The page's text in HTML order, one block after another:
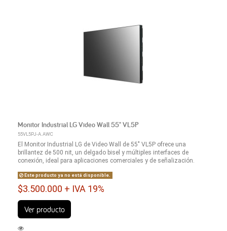
Monitor Industrial LG Video Wall 55" VL5P
55VL5PJ-A.AWC
El Monitor Industrial LG de Video Wall de 55" VL5P ofrece una
brillantez de 500 nit, un delgado bisel y múltiples interfaces de
conexión, ideal para aplicaciones comerciales y de señalización.
Este producto ya no está disponible.
$3.500.000 + IVA 19%
Ver producto